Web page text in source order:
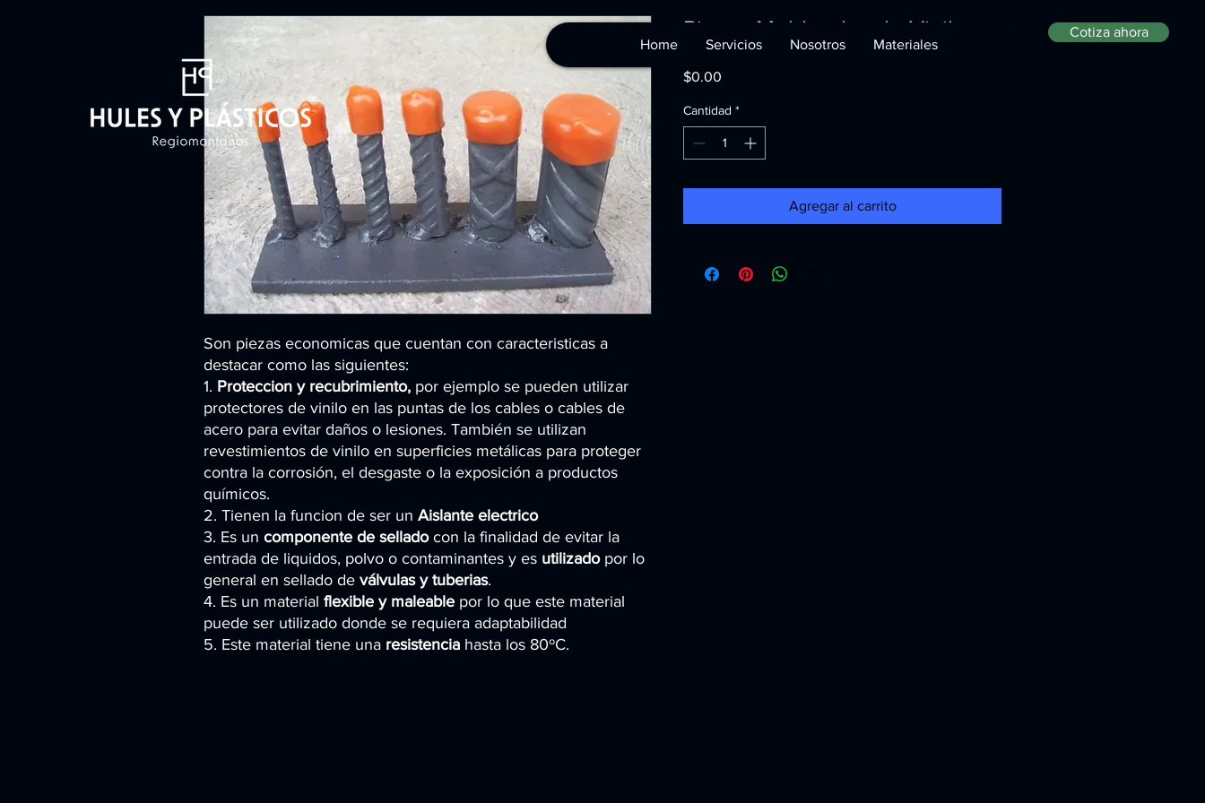
Home Servicios Nosotros Materiales
Cotiza ahora
Son piezas economicas que cuentan con caracteristicas a
destacar como las siguientes:
1. Proteccion y recubrimiento, por ejemplo se pueden utilizar
protectores de vinilo en las puntas de los cables o cables de
acero para evitar daños o lesiones. También se utilizan
revestimientos de vinilo en superficies metálicas para proteger
contra la corrosión, el desgaste o la exposición a productos
químicos.
2. Tienen la funcion de ser un Aislante electrico
3. Es un componente de selladocon la finalidad de evitar la
entrada de liquidos, polvo o contaminantes y es utilizadopor lo
general en sellado de válvulas y tuberias.
4. Es un material flexible y maleable por lo que este material
puede ser utilizado donde se requiera adaptabilidad
5. Este material tiene una resistencia hasta los 80ºC.
Piezas Moldeadas de Vinil
$0.00
Cantidad *
Agregar al carrito